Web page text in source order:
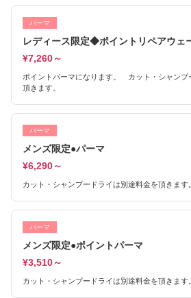
パーマ
レディース限定◆ポイントリペアウェ
¥7,260～
ポイントパーマになります。 カット・シャンプ
頂きます。
パーマ
メンズ限定●パーマ
¥6,290～
カット・シャンプードライは別途料金を頂きます。
パーマ
メンズ限定●ポイントパーマ
¥3,510～
カット・シャンプードライは別途料金を頂きます。